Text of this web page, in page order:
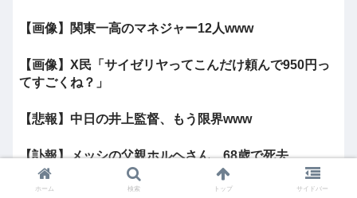
【画像】関東一高のマネジャー12人www
【画像】X民「サイゼリヤってこんだけ頼んで950円っ
てすごくね？」
【悲報】中日の井上監督、もう限界www
【訃報】メッシの父親ホルヘさん、68歳で死去...
【動画】イロモネアのやす子www
ホーム 検索 トップ サイドバー